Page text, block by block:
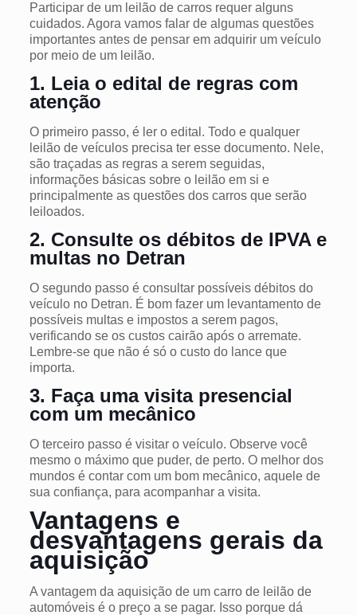
Participar de um leilão de carros requer alguns
cuidados. Agora vamos falar de algumas questões
importantes antes de pensar em adquirir um veículo
por meio de um leilão.
1. Leia o edital de regras com
atenção
O primeiro passo, é ler o edital. Todo e qualquer
leilão de veículos precisa ter esse documento. Nele,
são traçadas as regras a serem seguidas,
informações básicas sobre o leilão em si e
principalmente as questões dos carros que serão
leiloados.
2. Consulte os débitos de IPVA e
multas no Detran
O segundo passo é consultar possíveis débitos do
veículo no Detran. É bom fazer um levantamento de
possíveis multas e impostos a serem pagos,
verificando se os custos cairão após o arremate.
Lembre-se que não é só o custo do lance que
importa.
3. Faça uma visita presencial
com um mecânico
O terceiro passo é visitar o veículo. Observe você
mesmo o máximo que puder, de perto. O melhor dos
mundos é contar com um bom mecânico, aquele de
sua confiança, para acompanhar a visita.
Vantagens e
desvantagens gerais da
aquisição
A vantagem da aquisição de um carro de leilão de
automóveis é o preço a se pagar. Isso porque dá